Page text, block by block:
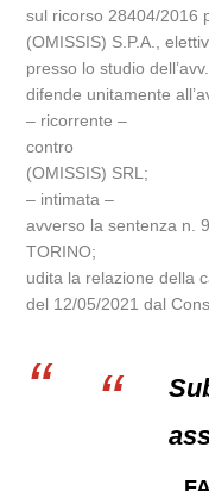
sul ricorso 28404/2016
(OMISSIS) S.P.A.,
presso lo studio
difende unitamente
– ricorrente –
contro
(OMISSIS) SRL;
– intimata –
avverso la sentenza n.
TORINO;
udita la relazione della
del 12/05/2021 dal